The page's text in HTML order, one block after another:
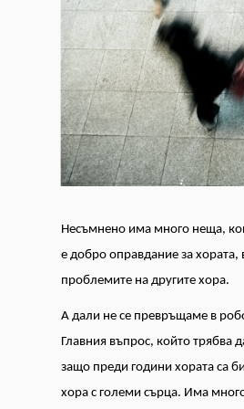
Несъмнено има много неща,
е добро оправдание за
проблемите на другите хора.
А дали не се превръщаме в
Главния въпрос, който трябва
защо преди години хората са
хора с големи сърца. Има